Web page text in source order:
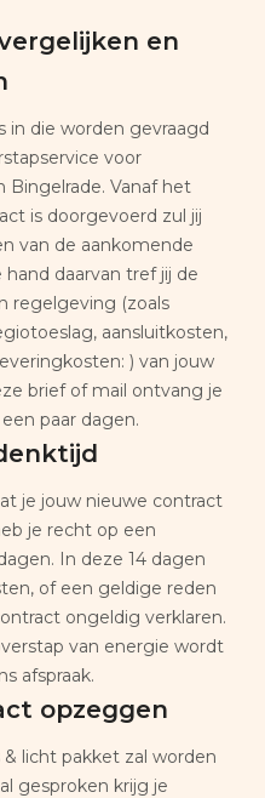
en
in die worden gevraagd
voor
Bingelrade. Vanaf het
is doorgevoerd zul jij
van de aankomende
hand daarvan tref jij de
regelgeving (zoals
aansluitkosten,
) van jouw
brief of mail ontvang je
paar dagen.
je jouw nieuwe contract
je recht op een
In deze 14 dagen
of een geldige reden
ongeldig verklaren.
van energie wordt
afspraak.
opzeggen
licht pakket zal worden
gesproken krijg je